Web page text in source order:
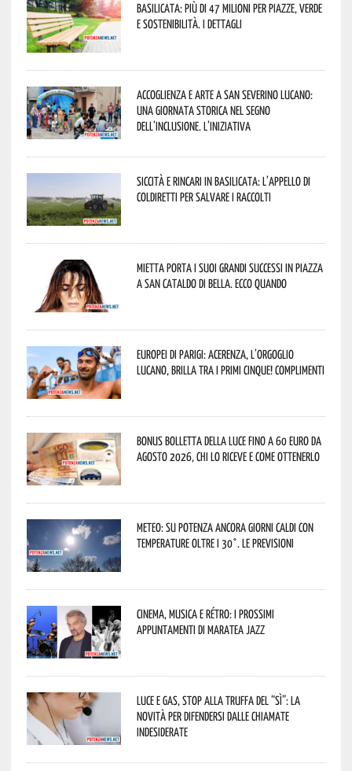
Basilicata: più di 47 milioni per piazze, verde
e sostenibilità. I dettagli
Accoglienza e arte a San Severino Lucano:
una giornata storica nel segno
dell’inclusione. L’iniziativa
Siccità e rincari in Basilicata: l’appello di
Coldiretti per salvare i raccolti
Mietta porta i suoi grandi successi in piazza
a San Cataldo di Bella. Ecco quando
Europei di Parigi: Acerenza, l’orgoglio
lucano, brilla tra i primi cinque! Complimenti
Bonus bolletta della luce fino a 60 euro da
agosto 2026, chi lo riceve e come ottenerlo
Meteo: su Potenza ancora giorni caldi con
temperature oltre i 30°. Le previsioni
Cinema, musica e rétro: i prossimi
appuntamenti di Maratea Jazz
Luce e gas, stop alla truffa del “Sì”: la
novità per difendersi dalle chiamate
indesiderate